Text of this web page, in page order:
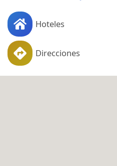
Hoteles
Direcciones